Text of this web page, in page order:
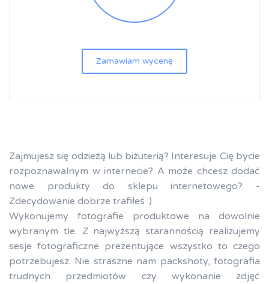
Zamawiam wycenę
Zajmujesz się odzieżą lub biżuterią? Interesuje Cię bycie
rozpoznawalnym w internecie? A może chcesz dodać
nowe produkty do sklepu internetowego? -
Zdecydowanie dobrze trafiłeś :)
Wykonujemy fotografie produktowe na dowolnie
wybranym tle. Z najwyższą starannością realizujemy
sesje fotograficzne prezentujące wszystko to czego
potrzebujesz. Nie straszne nam packshoty, fotografia
trudnych przedmiotów czy wykonanie zdjęć